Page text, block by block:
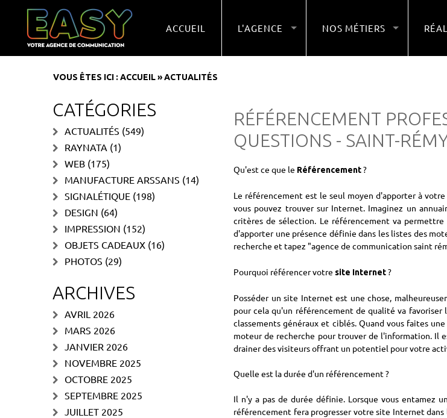
ACCUEIL L'AGENCE NOS MÉTIERS
VOUS ÊTES ICI : ACCUEIL»ACTUALITÉS
RÉFÉRENCEMENT
QUESTIONS - SAINT-
Qu'est ce que le Référencement?
Le référencement est le seul moyen d'apporter à
vous pouvez trouver sur Internet. Imaginez un
critères de sélection. Le référencement va
d'apporter une présence définie dans les listes des
recherche et tapez "agence de communication saint
Pourquoi référencer votre site Internet?
Posséder un site Internet est une chose,
pour cela qu'un référencement de qualité va
classements généraux et ciblés. Quand vous faites
moteur de recherche pour trouver de l'information. Il
drainer des visiteurs offrant un potentiel pour votre
Quelle est la durée d'un référencement ?
Il n'y a pas de durée définie. Lorsque vous entamez
référencement fera progresser votre site Internet
CATÉGORIES
ACTUALITÉS (549)
RAYNATA (1)
WEB (175)
MANUFACTURE ARSSANS (14)
SIGNALÉTIQUE (198)
DESIGN (64)
IMPRESSION (152)
OBJETS CADEAUX (16)
PHOTOS (29)
ARCHIVES
AVRIL 2026
MARS 2026
JANVIER 2026
NOVEMBRE 2025
OCTOBRE 2025
SEPTEMBRE 2025
JUILLET 2025